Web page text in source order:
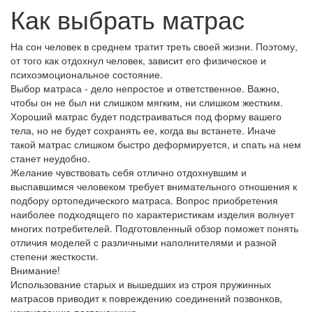
Как выбрать матрас
На сон человек в среднем тратит треть своей жизни. Поэтому,
от того как отдохнул человек, зависит его физическое и
психоэмоциональное состояние.
Выбор матраса - дело непростое и ответственное. Важно,
чтобы он не был ни слишком мягким, ни слишком жестким.
Хороший матрас будет подстраиваться под форму вашего
тела, но не будет сохранять ее, когда вы встанете. Иначе
такой матрас слишком быстро деформируется, и спать на нем
станет неудобно.
Желание чувствовать себя отлично отдохнувшим и
выспавшимся человеком требует внимательного отношения к
подбору ортопедического матраса. Вопрос приобретения
наиболее подходящего по характеристикам изделия волнует
многих потребителей. Подготовленный обзор поможет понять
отличия моделей с различными наполнителями и разной
степени жесткости.
Внимание!
Использование старых и вышедших из строя пружинных
матрасов приводит к повреждению соединений позвонков,